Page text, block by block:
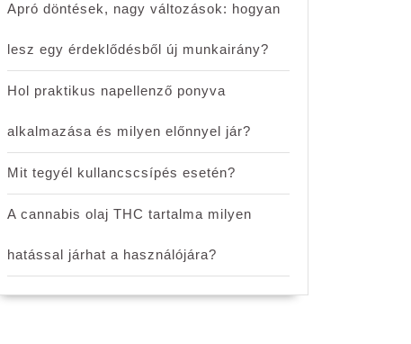
Apró döntések, nagy változások: hogyan
lesz egy érdeklődésből új munkairány?
Hol praktikus napellenző ponyva
alkalmazása és milyen előnnyel jár?
Mit tegyél kullancscsípés esetén?
A cannabis olaj THC tartalma milyen
hatással járhat a használójára?